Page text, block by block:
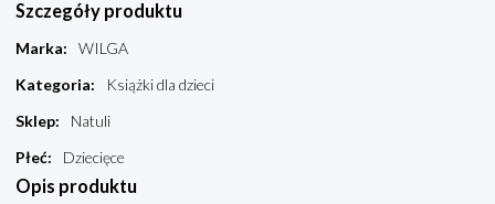
Szczegóły produktu
Marka:
WILGA
Kategoria:
Książki dla dzieci
Sklep:
Natuli
Płeć: Dziecięce
Opis produktu